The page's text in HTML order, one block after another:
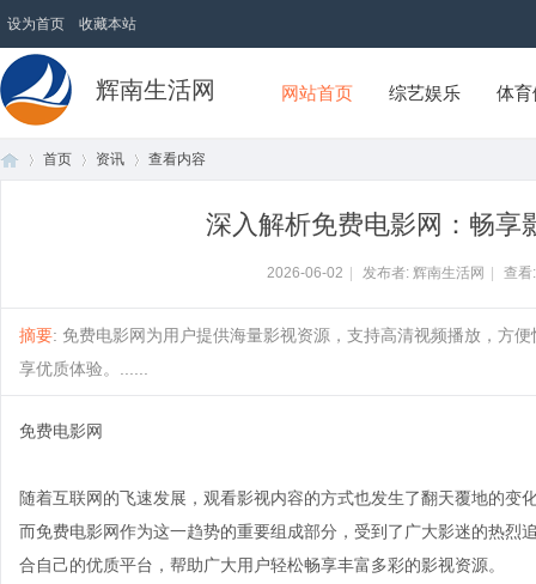
设为首页 收藏本站
辉南生活网 网站首页 综艺娱乐 体
首页 资讯 查看内容
深入解析免费电影网：畅享
2026-06-02 发布者: 辉南生活网 查
摘要: 免费电影网为用户提供海量影视资源，支持高清视频播放，方
享优质体验。......
免费电影网
随着互联网的飞速发展，观看影视内容的方式也发生了翻天覆地的
而免费电影网作为这一趋势的重要组成部分，受到了广大影迷的热烈
合自己的优质平台，帮助广大用户轻松畅享丰富多彩的影视资源。